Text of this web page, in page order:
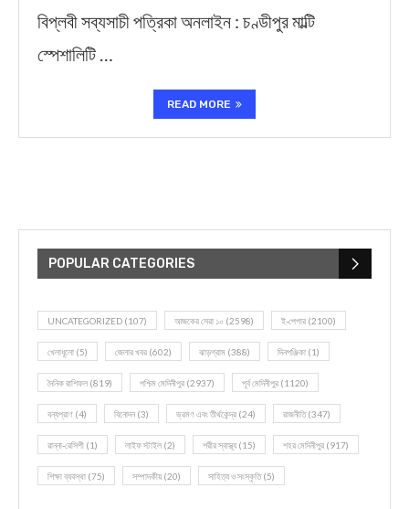
বিপ্লবী সব্যসাচী পত্রিকা অনলাইন : চণ্ডীপুর মাল্টি
স্পেশালিটি …
READ MORE
POPULAR CATEGORIES
UNCATEGORIZED (107) আজকের সেরা ১০ (2598) ই-পেপার (2100)
খেলাধূলো (5) জেলার খবর (602) ঝাড়গ্রাম (388) দিনপঞ্জিকা (1)
দৈনিক রাশিফল (819) পশ্চিম মেদিনীপুর (2937) পূর্ব মেদিনীপুর (1120)
বন্যপ্রাণ (4) বিনোদন(3) ভ্রমণ এবং তীর্থকেন্দ্র (24) রাজনীতি(347)
রান্না-রেসিপী (1) লাইফ স্টাইল (2) শরীর স্বাস্থ্য (15) শহর মেদিনীপুর (917)
শিক্ষা ব্যবস্থা (75) সম্পাদকীয় (20) সাহিত্য ও সংস্কৃতি(5)